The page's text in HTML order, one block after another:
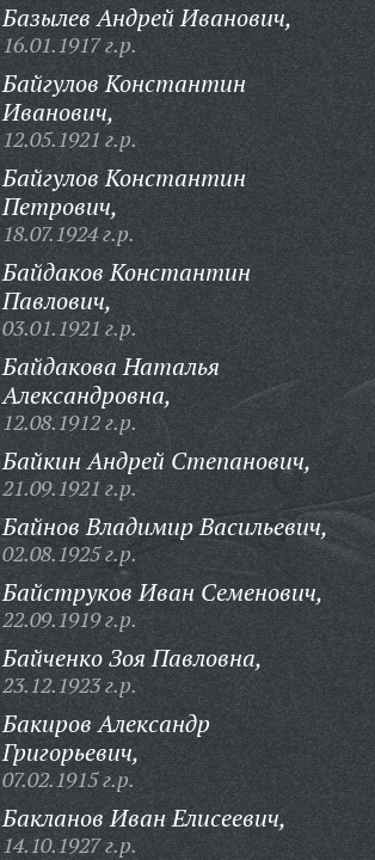
Базылев Андрей Иванович,
16.01.1917 г.р.
Байгулов Константин
Иванович,
12.05.1921 г.р.
Байгулов Константин
Петрович,
18.07.1924 г.р.
Байдаков Константин
Павлович,
03.01.1921 г.р.
Байдакова Наталья
Александровна,
12.08.1912 г.р.
Байкин Андрей Степанович,
21.09.1921 г.р.
Байнов Владимир Васильевич,
02.08.1925 г.р.
Байструков Иван Семенович,
22.09.1919 г.р.
Байченко Зоя Павловна,
23.12.1923 г.р.
Бакиров Александр
Григорьевич,
07.02.1915 г.р.
Бакланов Иван Елисеевич,
14.10.1927 г.р.